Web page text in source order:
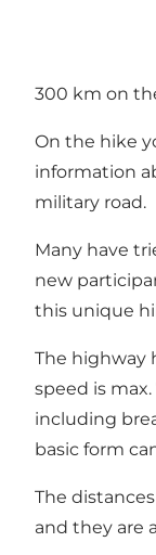
300 km on
On the hike
information
military road.
Many have
new
this unique
The highway
speed is
including
basic form
The
and they are